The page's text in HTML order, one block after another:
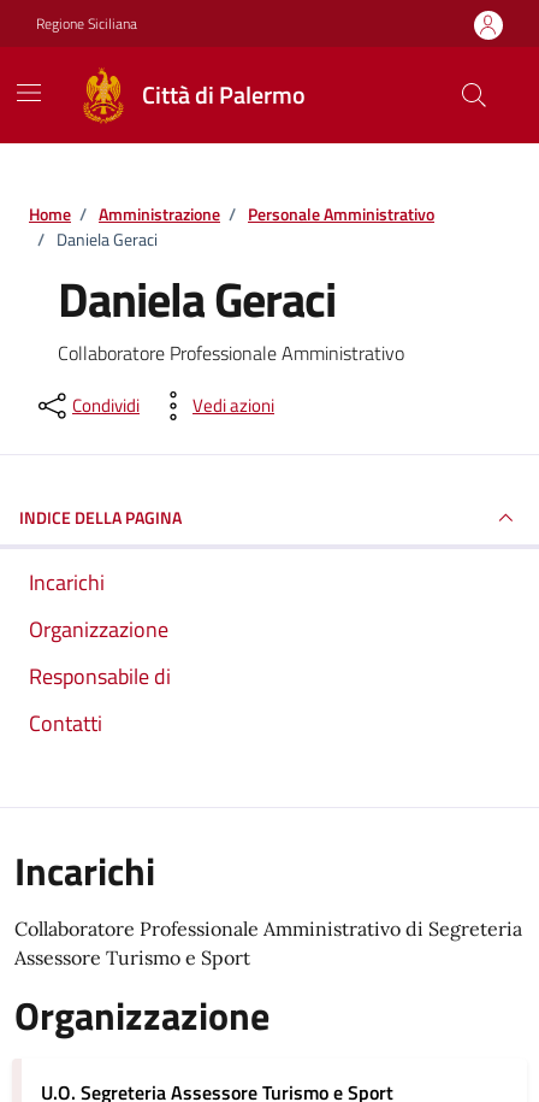
Vai ai contenuti
Vai al footer
Regione Siciliana
Città di Palermo
Home / Amministrazione / Personale Amministrativo
/ Daniela Geraci
Daniela Geraci
Collaboratore Professionale Amministrativo
Condividi Vedi azioni
INDICE DELLA PAGINA
Incarichi
Organizzazione
Responsabile di
Contatti
Incarichi
Collaboratore Professionale Amministrativo di Segreteria
Assessore Turismo e Sport
Organizzazione
U.O. Segreteria Assessore Turismo e Sport